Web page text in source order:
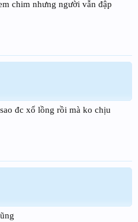
chim nhưng người vẫn đập
sao đc xổ lồng rồi mà ko chịu